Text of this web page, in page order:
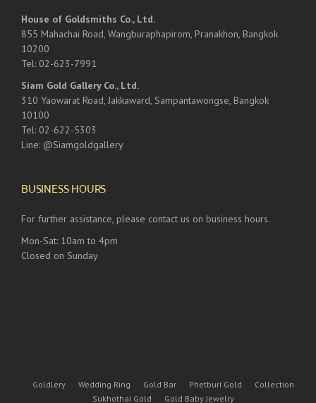
House of Goldsmiths Co., Ltd.
855 Mahachai Road, Wangburaphapirom, Pranakhon, Bangkok
10200
Tel: 02-623-7991
Siam Gold Gallery Co., Ltd.
310 Yaowarat Road, Jakkaward, Sampantawongse, Bangkok
10100
Tel: 02-622-5303
Line: @Siamgoldgallery
BUSINESS HOURS
For further assistance, please contact us on business hours.
Mon-Sat: 10am to 4pm
Closed on Sunday
Goldlery Wedding Ring Gold Bar Phetburi Gold
Collection
Sukhothai Gold
Gold Baby Jewelry